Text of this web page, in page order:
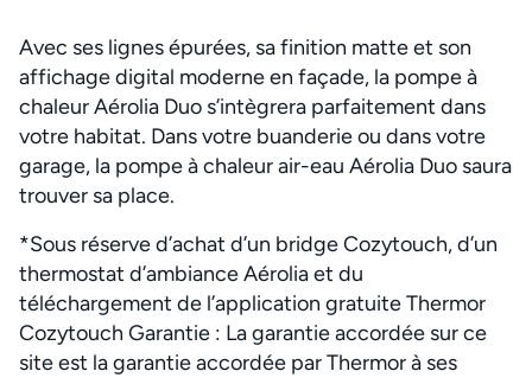
Avec ses lignes épurées, sa finition matte et son
affichage digital moderne en façade, la pompe à
chaleur Aérolia Duo s’intègrera parfaitement dans
votre habitat. Dans votre buanderie ou dans votre
garage, la pompe à chaleur air-eau Aérolia Duo saura
trouver sa place.
*Sous réserve d’achat d’un bridge Cozytouch, d’un
thermostat d’ambiance Aérolia et du
téléchargement de l’application gratuite Thermor
Cozytouch Garantie : La garantie accordée sur ce
site est la garantie accordée par Thermor à ses